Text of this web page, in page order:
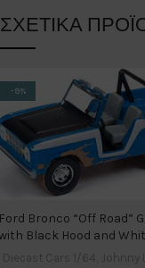
ΣΧΕΤΙΚΆ
-9%
Bronco “Off Road”
Black Hood and